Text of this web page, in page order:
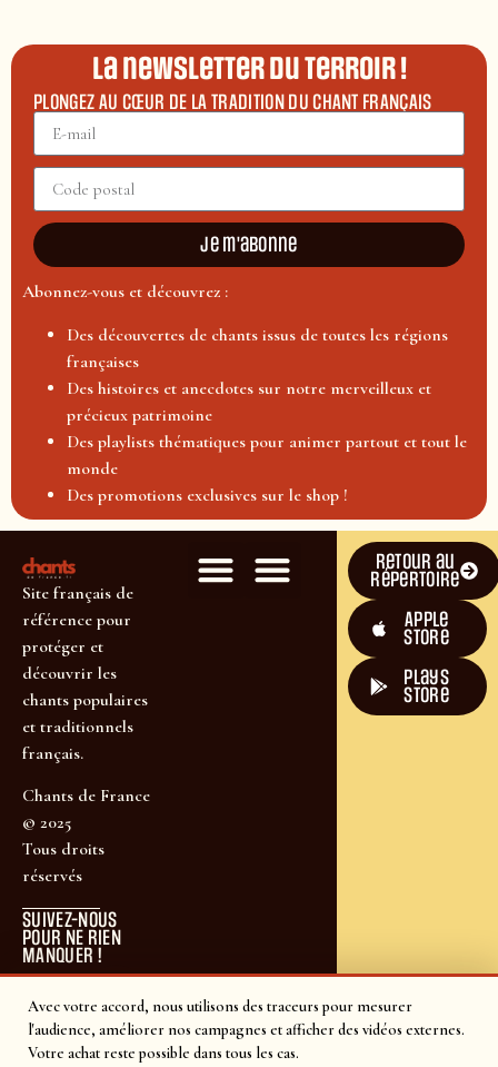
Avec votre accord, nous utilisons des traceurs pour mesurer
l'audience, améliorer nos campagnes et afficher des vidéos externes.
Votre achat reste possible dans tous les cas.
La newsletter du terroir !
PLONGEZ AU CŒUR DE LA TRADITION DU CHANT FRANÇAIS
Je m'abonne
Abonnez-vous et découvrez :
Des découvertes de chants issus de toutes les régions
françaises
Des histoires et anecdotes sur notre merveilleux et
précieux patrimoine
Des playlists thématiques pour animer partout et tout le
monde
Des promotions exclusives sur le shop !
Site français de
référence pour
protéger et
découvrir les
chants populaires
et traditionnels
français.
Chants de France
© 2025
Tous droits
réservés
SUIVEZ-NOUS
POUR NE RIEN
MANQUER !
Retour au
répertoire
Apple
Store
plays
store